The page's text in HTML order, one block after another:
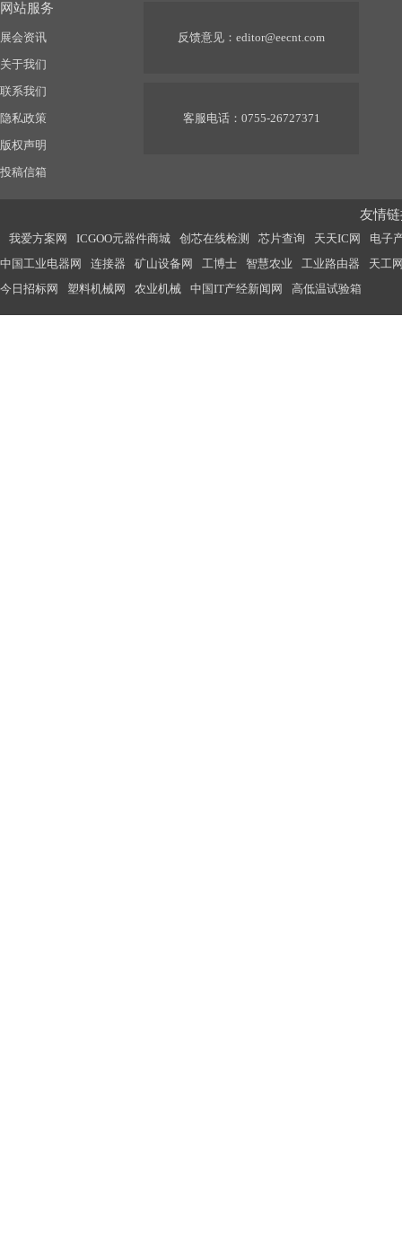
网站服务
展会资讯
关于我们
联系我们
隐私政策
版权声明
投稿信箱
反馈意见： editor@eecnt.com
客服电话：0755-26727371
友情
我爱方案网 ICGOO元器件商城 创芯在线检测 芯片查询 天天IC网
电子
中国工业电器网
连接器 矿山设备网 工博士 智慧农业 工业路由器
天工
今日招标网
塑料机械网 农业机械 中国IT产经新闻网 高低温试验箱